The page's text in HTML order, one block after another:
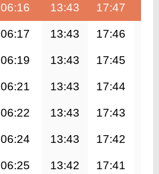
06:16 13:43 17:47
06:17 13:43 17:46
06:19 13:43 17:45
06:21 13:43 17:44
06:22 13:43 17:43
06:24 13:43 17:42
06:25 13:42 17:41